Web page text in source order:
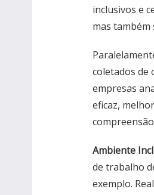
inclusivos e
mas também
coletados de
empresas
eficaz,
Ambiente
de trabalho
exemplo.